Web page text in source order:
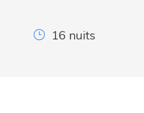
16 nuits